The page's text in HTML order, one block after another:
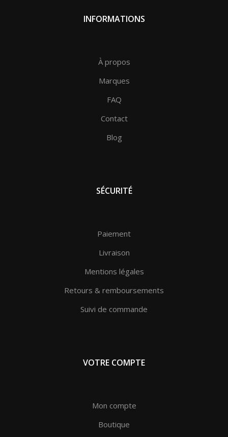
INFORMATIONS
À propos
Marques
FAQ
Contact
Blog
SÉCURITÉ
Paiement
Livraison
Mentions légales
Retours & remboursements
Suivi de commande
VOTRE COMPTE
Mon compte
Boutique